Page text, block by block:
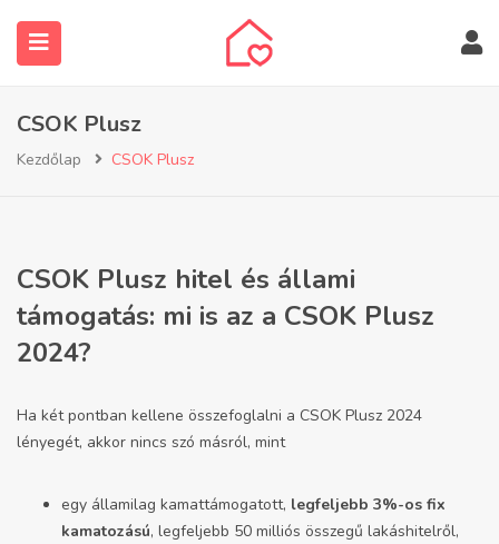
CSOK Plusz
Kezdőlap CSOK Plusz
CSOK Plusz hitel és állami
támogatás: mi is az a CSOK Plusz
2024?
Ha két pontban kellene összefoglalni a CSOK Plusz 2024
lényegét, akkor nincs szó másról, mint
egy államilag kamattámogatott, legfeljebb 3%-os fix
kamatozású, legfeljebb 50 milliós összegű lakáshitelről,